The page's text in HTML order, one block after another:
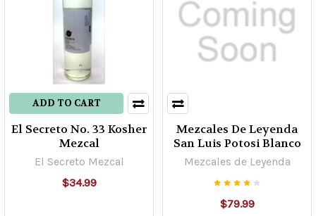
ADD TO CART
El Secreto No. 33 Kosher
Mezcal
El Secreto Mezcal
$34.99
Mezcales De Leyenda
San Luis Potosi Blanco
Mezcales de Leyenda
$79.99